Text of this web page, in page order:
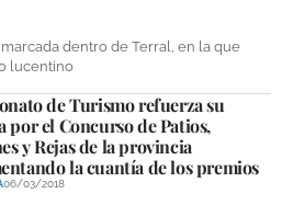
dentro de Terral, en la que
lucentino
de Turismo refuerza su
por el Concurso de Patios,
y Rejas de la provincia
la cuantía de los premios
06/03/2018